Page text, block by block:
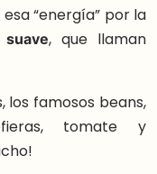
“energía” por la
, que llaman
los famosos beans,
tomate y